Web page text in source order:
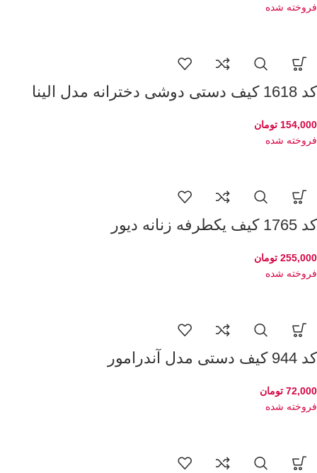
فروخته شده
کد 1618 کیف دستی دوشی دخترانه مدل الینا
154,000 تومان
فروخته شده
کد 1765 کیف یکطرفه زنانه دیور
255,000 تومان
فروخته شده
کد 944 کیف دستی مدل آندرامور
72,000 تومان
فروخته شده